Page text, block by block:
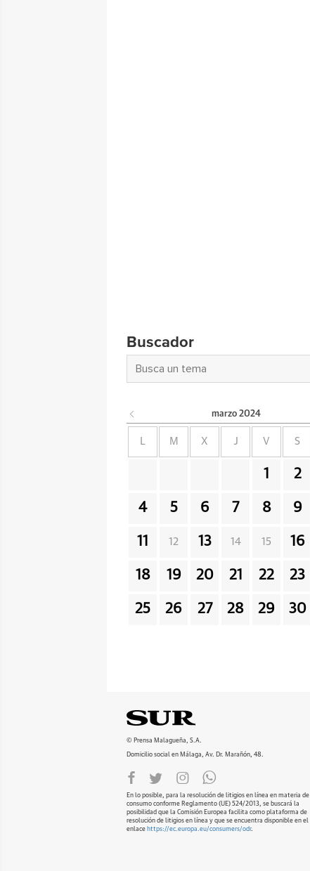
Buscador
marzo 2024
L M X J V S
1 2
4 5 6 7 8 9
11 12 13 14 15 16
18 19 20 21 22 23
25 26 27 28 29 30
© Prensa Malagueña, S.A.
Domicilio social en Málaga, Av. Dr. Marañón, 48.
En lo posible, para la resolución de litigios en línea en materia de
consumo conforme Reglamento (UE) 524/2013, se buscará la
posibilidad que la Comisión Europea facilita como plataforma de
resolución de litigios en línea y que se encuentra disponible en el
enlace https://ec.europa.eu/consumers/odr.